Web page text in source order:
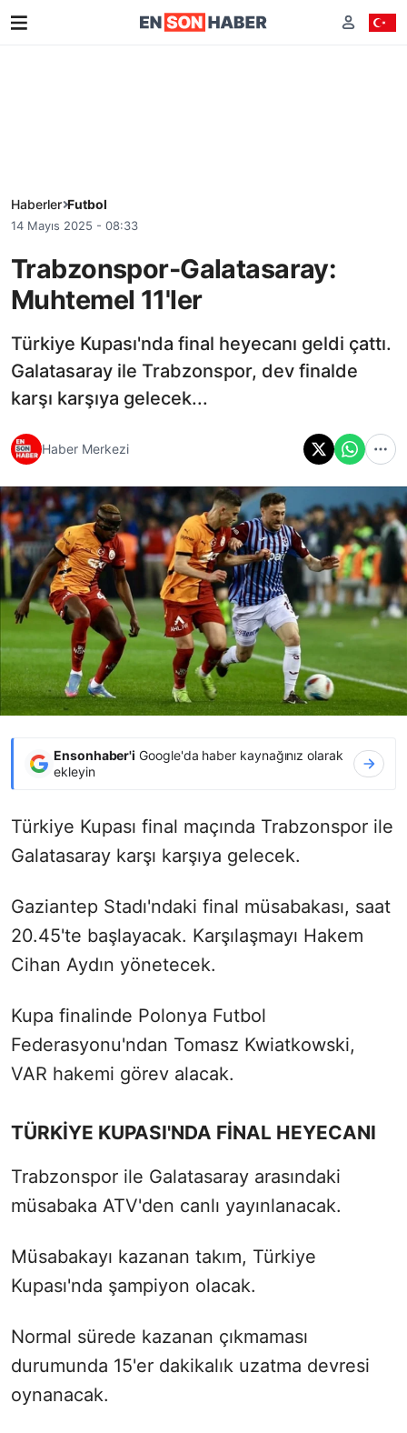
Haberler Futbol
14 Mayıs 2025 - 08:33
Trabzonspor-Galatasaray:
Muhtemel 11'ler
Türkiye Kupası'nda final heyecanı geldi çattı.
Galatasaray ile Trabzonspor, dev finalde
karşı karşıya gelecek...
Haber Merkezi
Ensonhaber'i Google'da haber kaynağınız olarak
ekleyin
Türkiye Kupası final maçında Trabzonspor ile
Galatasaray karşı karşıya gelecek.
Gaziantep Stadı'ndaki final müsabakası, saat
20.45'te başlayacak. Karşılaşmayı Hakem
Cihan Aydın yönetecek.
Kupa finalinde Polonya Futbol
Federasyonu'ndan Tomasz Kwiatkowski,
VAR hakemi görev alacak.
TÜRKİYE KUPASI'NDA FİNAL HEYECANI
Trabzonspor ile Galatasaray arasındaki
müsabaka ATV'den canlı yayınlanacak.
Müsabakayı kazanan takım, Türkiye
Kupası'nda şampiyon olacak.
Normal sürede kazanan çıkmaması
durumunda 15'er dakikalık uzatma devresi
oynanacak.